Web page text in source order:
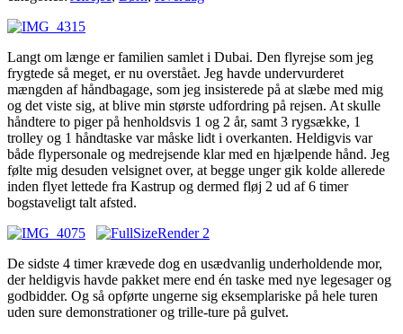
Langt om længe er familien samlet i Dubai. Den flyrejse som jeg
frygtede så meget, er nu overstået. Jeg havde undervurderet
mængden af håndbagage, som jeg insisterede på at slæbe med mig
og det viste sig, at blive min største udfordring på rejsen. At skulle
håndtere to piger på henholdsvis 1 og 2 år, samt 3 rygsække, 1
trolley og 1 håndtaske var måske lidt i overkanten. Heldigvis var
både flypersonale og medrejsende klar med en hjælpende hånd. Jeg
følte mig desuden velsignet over, at begge unger gik kolde allerede
inden flyet lettede fra Kastrup og dermed fløj 2 ud af 6 timer
bogstaveligt talt afsted.
De sidste 4 timer krævede dog en usædvanlig underholdende mor,
der heldigvis havde pakket mere end én taske med nye legesager og
godbidder. Og så opførte ungerne sig eksemplariske på hele turen
uden sure demonstrationer og trille-ture på gulvet.